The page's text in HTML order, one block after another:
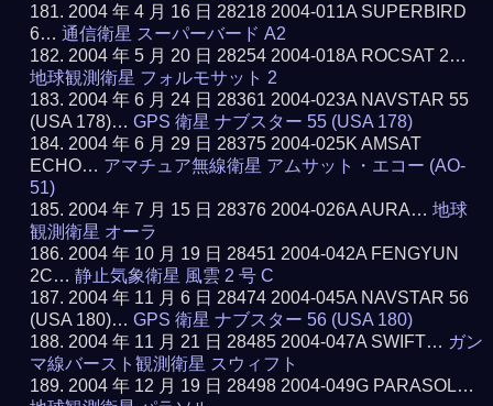
2004 年 4 月 16 日 28218 2004-011A SUPERBIRD
6…通信衛星 スーパーバード A2
2004 年 5 月 20 日 28254 2004-018A ROCSAT 2…
地球観測衛星 フォルモサット 2
2004 年 6 月 24 日 28361 2004-023A NAVSTAR 55
(USA 178)…GPS 衛星 ナブスター 55 (USA 178)
2004 年 6 月 29 日 28375 2004-025K AMSAT
ECHO… アマチュア無線衛星 アムサット・エコー (AO-
51)
2004 年 7 月 15 日 28376 2004-026A AURA…地球
観測衛星 オーラ
2004 年 10 月 19 日 28451 2004-042A FENGYUN
2C…静止気象衛星 風雲 2 号 C
2004 年 11 月 6 日 28474 2004-045A NAVSTAR 56
(USA 180)…GPS 衛星 ナブスター 56 (USA 180)
2004 年 11 月 21 日 28485 2004-047A SWIFT… ガン
マ線バースト観測衛星 スウィフト
2004 年 12 月 19 日 28498 2004-049G PARASOL…